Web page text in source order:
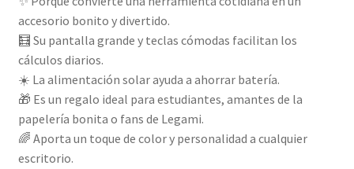
accesorio bonito y divertido.
🧮 Su pantalla grande y teclas cómodas facilitan los
cálculos diarios.
☀️ La alimentación solar ayuda a ahorrar batería.
🎁 Es un regalo ideal para estudiantes, amantes de la
papelería bonita o fans de Legami.
🌈 Aporta un toque de color y personalidad a cualquier
escritorio.